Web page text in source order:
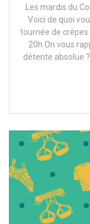
Les mardis du
Voici de quoi
tournée de crêpes
20h On vous
détente absolue